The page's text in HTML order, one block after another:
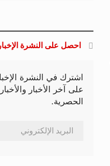
احصل على النشرة
اشترك في النشرة
على آخر الأخبار
الحصرية.